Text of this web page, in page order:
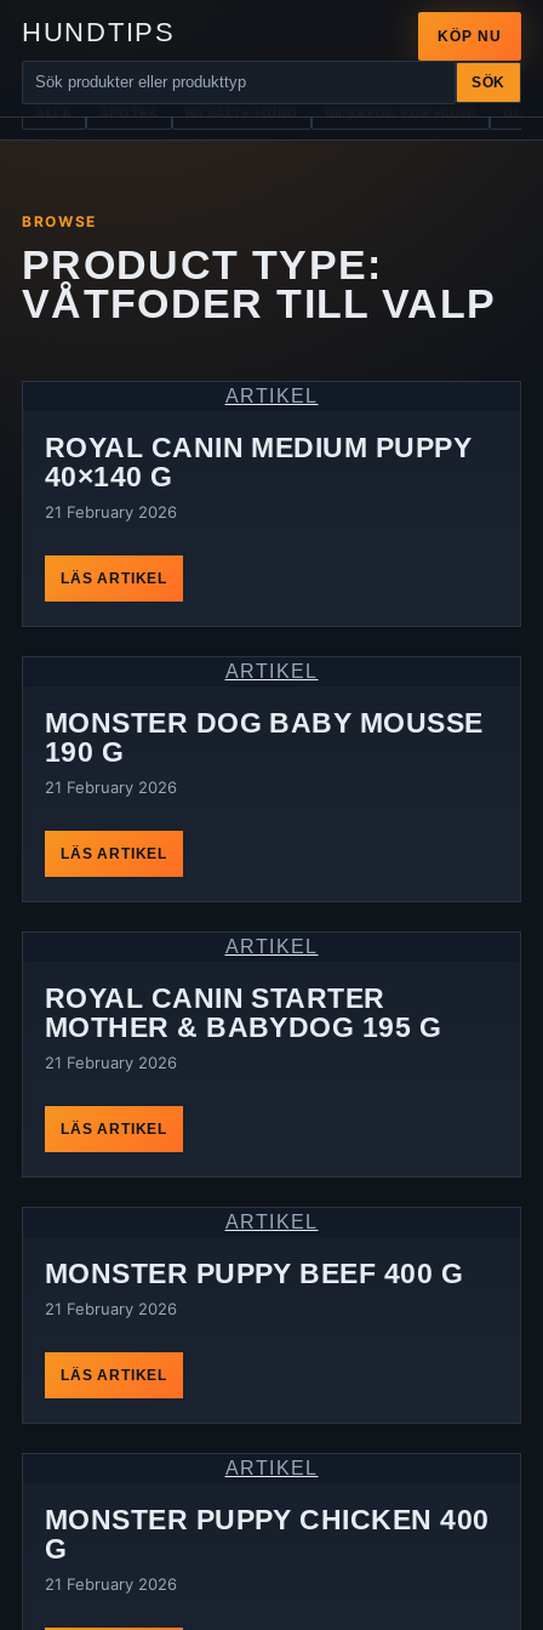
HUNDTIPS
SÖK
KÖP NU
ALLA APOTEK BILBÄLTE HUND BILSKYDD FÖR HUND
BROWSE
PRODUCT TYPE:
VÅTFODER TILL VALP
ARTIKEL
ROYAL CANIN MEDIUM PUPPY
40×140 G
21 February 2026
LÄS ARTIKEL
ARTIKEL
MONSTER DOG BABY MOUSSE
190 G
21 February 2026
LÄS ARTIKEL
ARTIKEL
ROYAL CANIN STARTER
MOTHER & BABYDOG 195 G
21 February 2026
LÄS ARTIKEL
ARTIKEL
MONSTER PUPPY BEEF 400 G
21 February 2026
LÄS ARTIKEL
ARTIKEL
MONSTER PUPPY CHICKEN 400
G
21 February 2026